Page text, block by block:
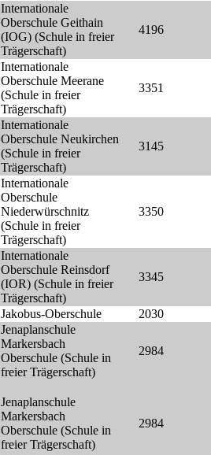
Internationale
Oberschule Geithain
(IOG) (Schule in freier
Trägerschaft)
4196
Internationale
Oberschule Meerane
(Schule in freier
Trägerschaft)
3351
Internationale
Oberschule Neukirchen
(Schule in freier
Trägerschaft)
3145
Internationale
Oberschule
Niederwürschnitz
(Schule in freier
Trägerschaft)
3350
Internationale
Oberschule Reinsdorf
(IOR) (Schule in freier
Trägerschaft)
3345
Jakobus-Oberschule 2030
Jenaplanschule
Markersbach
Oberschule (Schule in
freier Trägerschaft)
2984
Jenaplanschule
Markersbach
Oberschule (Schule in
freier Trägerschaft)
2984